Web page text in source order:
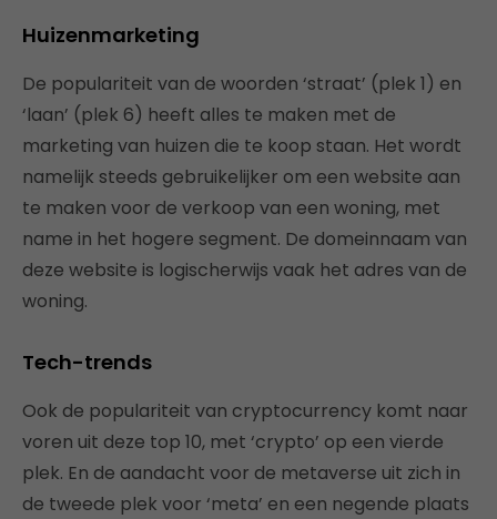
Huizenmarketing
De populariteit van de woorden ‘straat’ (plek 1) en
‘laan’ (plek 6) heeft alles te maken met de
marketing van huizen die te koop staan. Het wordt
namelijk steeds gebruikelijker om een website aan
te maken voor de verkoop van een woning, met
name in het hogere segment. De domeinnaam van
deze website is logischerwijs vaak het adres van de
woning.
Tech-trends
Ook de populariteit van cryptocurrency komt naar
voren uit deze top 10, met ‘crypto’ op een vierde
plek. En de aandacht voor de metaverse uit zich in
de tweede plek voor ‘meta’ en een negende plaats